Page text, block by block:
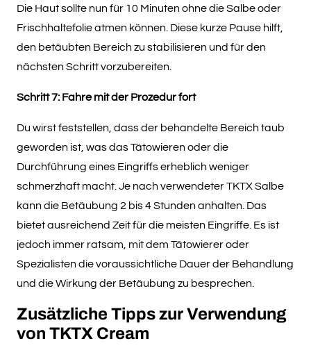
Die Haut sollte nun für 10 Minuten ohne die Salbe oder
Frischhaltefolie atmen können. Diese kurze Pause hilft,
den betäubten Bereich zu stabilisieren und für den
nächsten Schritt vorzubereiten.
Schritt 7: Fahre mit der Prozedur fort
Du wirst feststellen, dass der behandelte Bereich taub
geworden ist, was das Tätowieren oder die
Durchführung eines Eingriffs erheblich weniger
schmerzhaft macht. Je nach verwendeter TKTX Salbe
kann die Betäubung 2 bis 4 Stunden anhalten. Das
bietet ausreichend Zeit für die meisten Eingriffe. Es ist
jedoch immer ratsam, mit dem Tätowierer oder
Spezialisten die voraussichtliche Dauer der Behandlung
und die Wirkung der Betäubung zu besprechen.
Zusätzliche Tipps zur Verwendung
von TKTX Cream